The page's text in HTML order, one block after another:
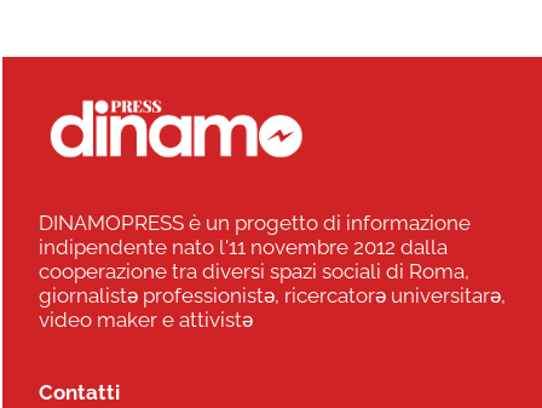
DINAMOPRESS è un progetto di informazione
indipendente nato l'11 novembre 2012 dalla
cooperazione tra diversi spazi sociali di Roma,
giornalistə professionistə, ricercatorə universitarə,
video maker e attivistə
Contatti